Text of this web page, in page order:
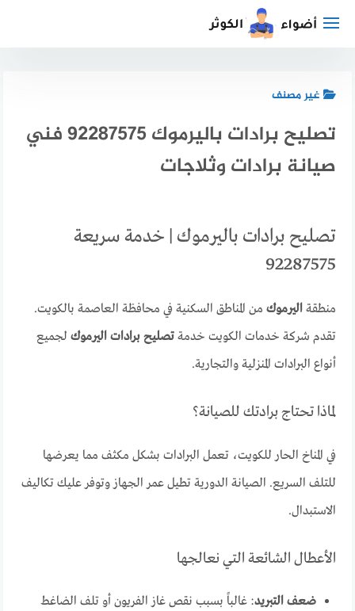
غير مصنف
تصليح برادات باليرموك 92287575 فني
صيانة برادات وثلاجات
تصليح برادات باليرموك | خدمة سريعة
92287575
منطقةاليرموك من المناطق السكنية في محافظة العاصمة بالكويت.
تقدم شركة خدمات الكويت خدمةتصليح برادات اليرموك لجميع
أنواع البرادات المنزلية والتجارية.
لماذا تحتاج برادتك للصيانة؟
في المناخ الحار للكويت، تعمل البرادات بشكل مكثف مما يعرضها
للتلف السريع. الصيانة الدورية تطيل عمر الجهاز وتوفر عليك تكاليف
الاستبدال.
الأعطال الشائعة التي نعالجها
ضعف التبريد: غالباً بسبب نقص غاز الفريون أو تلف الضاغط